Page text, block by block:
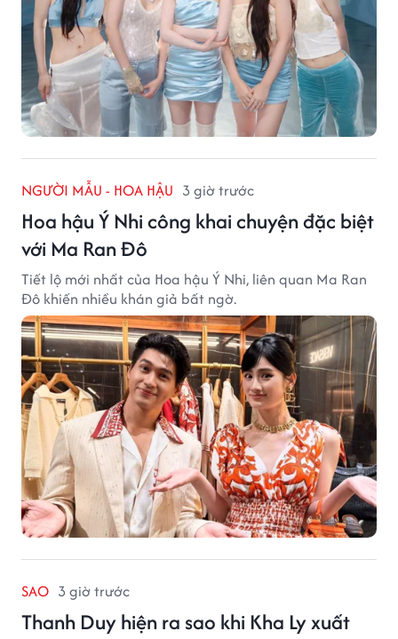
NGƯỜI MẪU - HOA HẬU 3 giờ trước
Hoa hậu Ý Nhi công khai chuyện đặc biệt
với Ma Ran Đô
Tiết lộ mới nhất của Hoa hậu Ý Nhi, liên quan Ma Ran
Đô khiến nhiều khán giả bất ngờ.
SAO 3 giờ trước
Thanh Duy hiện ra sao khi Kha Ly xuất